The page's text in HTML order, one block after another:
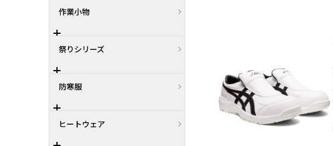
作業小物
祭りシリーズ
防寒服
ヒートウェア